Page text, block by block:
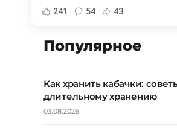
241 54 43
Популярное
Как хранить кабачки:
длительному хранению
03.08.2026